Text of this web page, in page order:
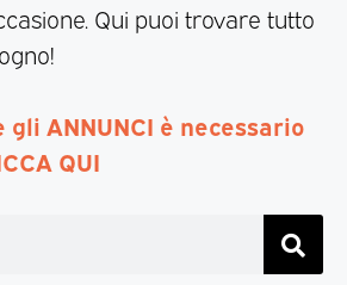
Qui puoi trovare tutto
ANNUNCI è necessario
QUI